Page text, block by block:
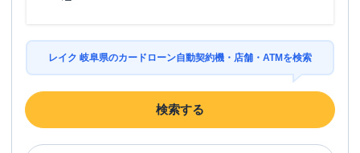
レイク 岐阜県のカードローン自動契約機・店舗・ATMを検索
検索する